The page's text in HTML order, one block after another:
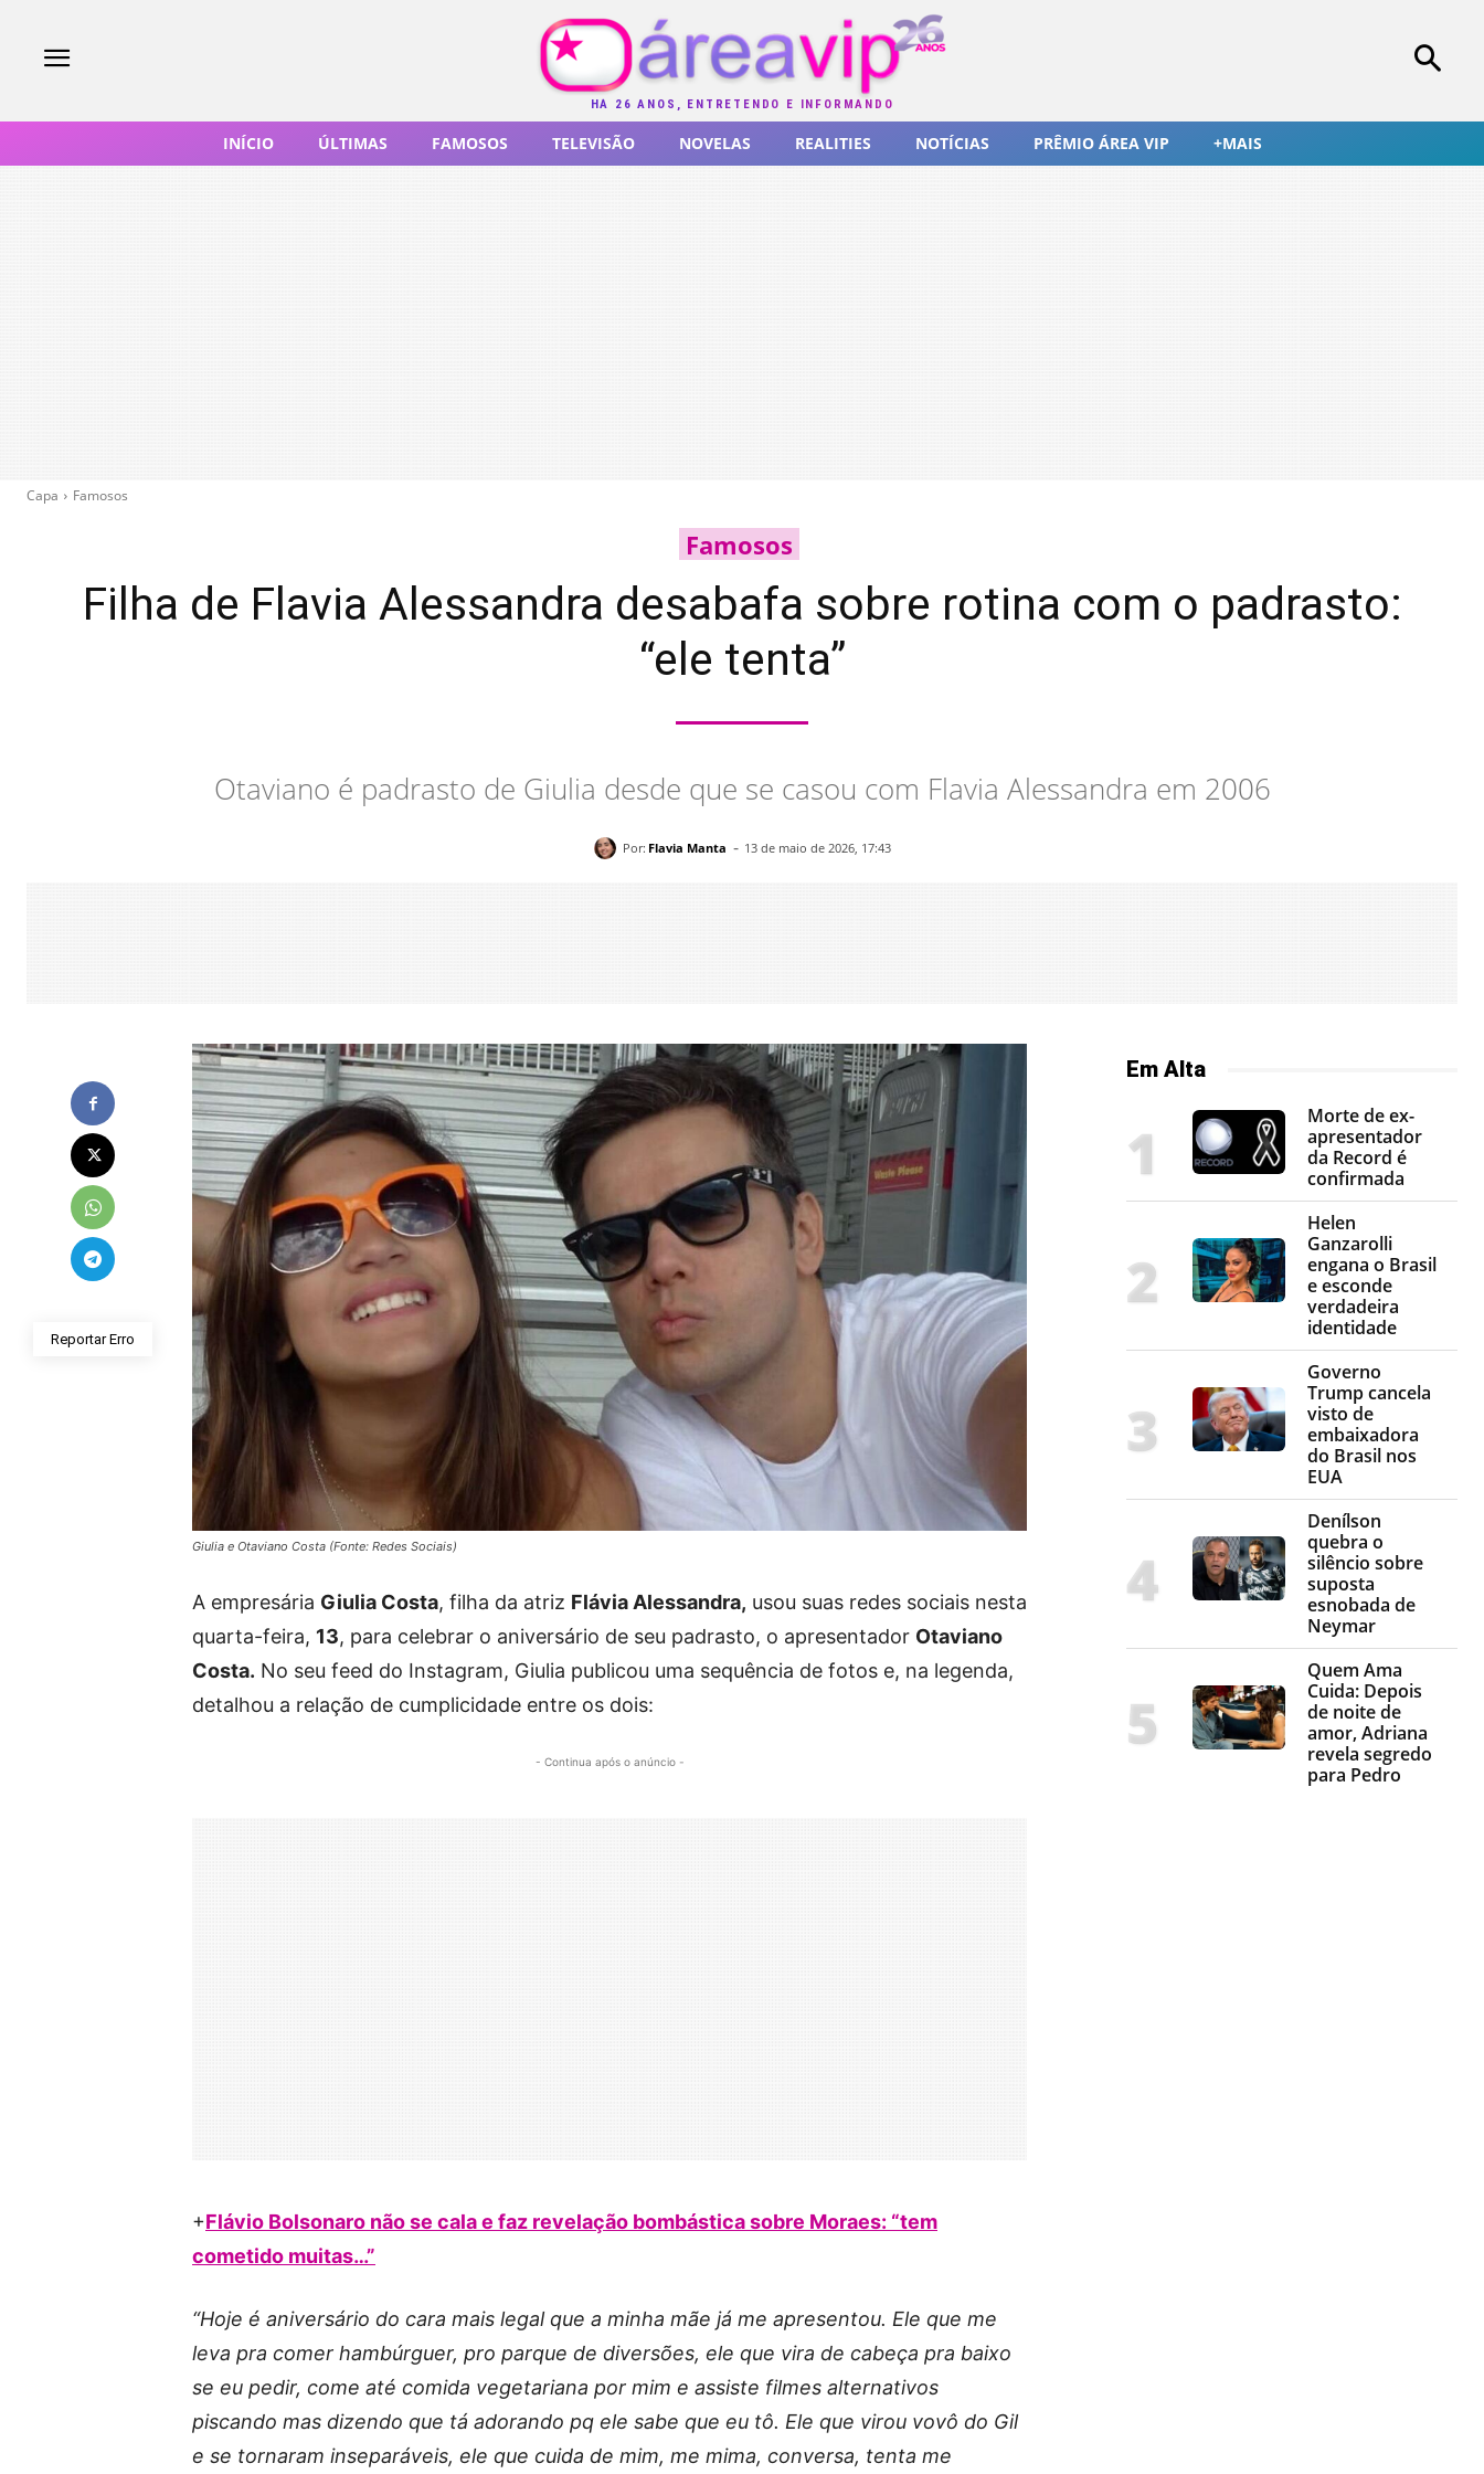
HÁ 26 ANOS, ENTRETENDO E INFORMANDO
INÍCIO ÚLTIMAS FAMOSOS TELEVISÃO NOVELAS REALITIES NOTÍCIAS PRÊMIO ÁREA VIP +MAIS
Capa Famosos
Famosos
Filha de Flavia Alessandra desabafa sobre rotina com o padrasto:
“ele tenta”
Otaviano é padrasto de Giulia desde que se casou com Flavia Alessandra em 2006
Por: Flavia Manta - 13 de maio de 2026, 17:43
Reportar Erro
Giulia e Otaviano Costa (Fonte: Redes Sociais)
A empresária Giulia Costa, filha da atriz Flávia Alessandra, usou suas redes sociais nesta
quarta-feira, 13, para celebrar o aniversário de seu padrasto, o apresentador Otaviano
Costa. No seu feed do Instagram, Giulia publicou uma sequência de fotos e, na legenda,
detalhou a relação de cumplicidade entre os dois:
- Continua após o anúncio -
+Flávio Bolsonaro não se cala e faz revelação bombástica sobre Moraes: “tem
cometido muitas…”
“Hoje é aniversário do cara mais legal que a minha mãe já me apresentou. Ele que me
leva pra comer hambúrguer, pro parque de diversões, ele que vira de cabeça pra baixo
se eu pedir, come até comida vegetariana por mim e assiste filmes alternativos
piscando mas dizendo que tá adorando pq ele sabe que eu tô. Ele que virou vovô do Gil
e se tornaram inseparáveis, ele que cuida de mim, me mima, conversa, tenta me
Em Alta
Morte de ex-
apresentador
da Record é
confirmada
Helen
Ganzarolli
engana o Brasil
e esconde
verdadeira
identidade
Governo
Trump cancela
visto de
embaixadora
do Brasil nos
EUA
Denílson
quebra o
silêncio sobre
suposta
esnobada de
Neymar
Quem Ama
Cuida: Depois
de noite de
amor, Adriana
revela segredo
para Pedro